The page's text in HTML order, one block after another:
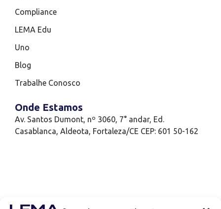
Compliance
LEMA Edu
Uno
Blog
Trabalhe Conosco
Onde Estamos
Av. Santos Dumont, nº 3060, 7° andar, Ed.
Casablanca, Aldeota, Fortaleza/CE CEP: 601 50-162